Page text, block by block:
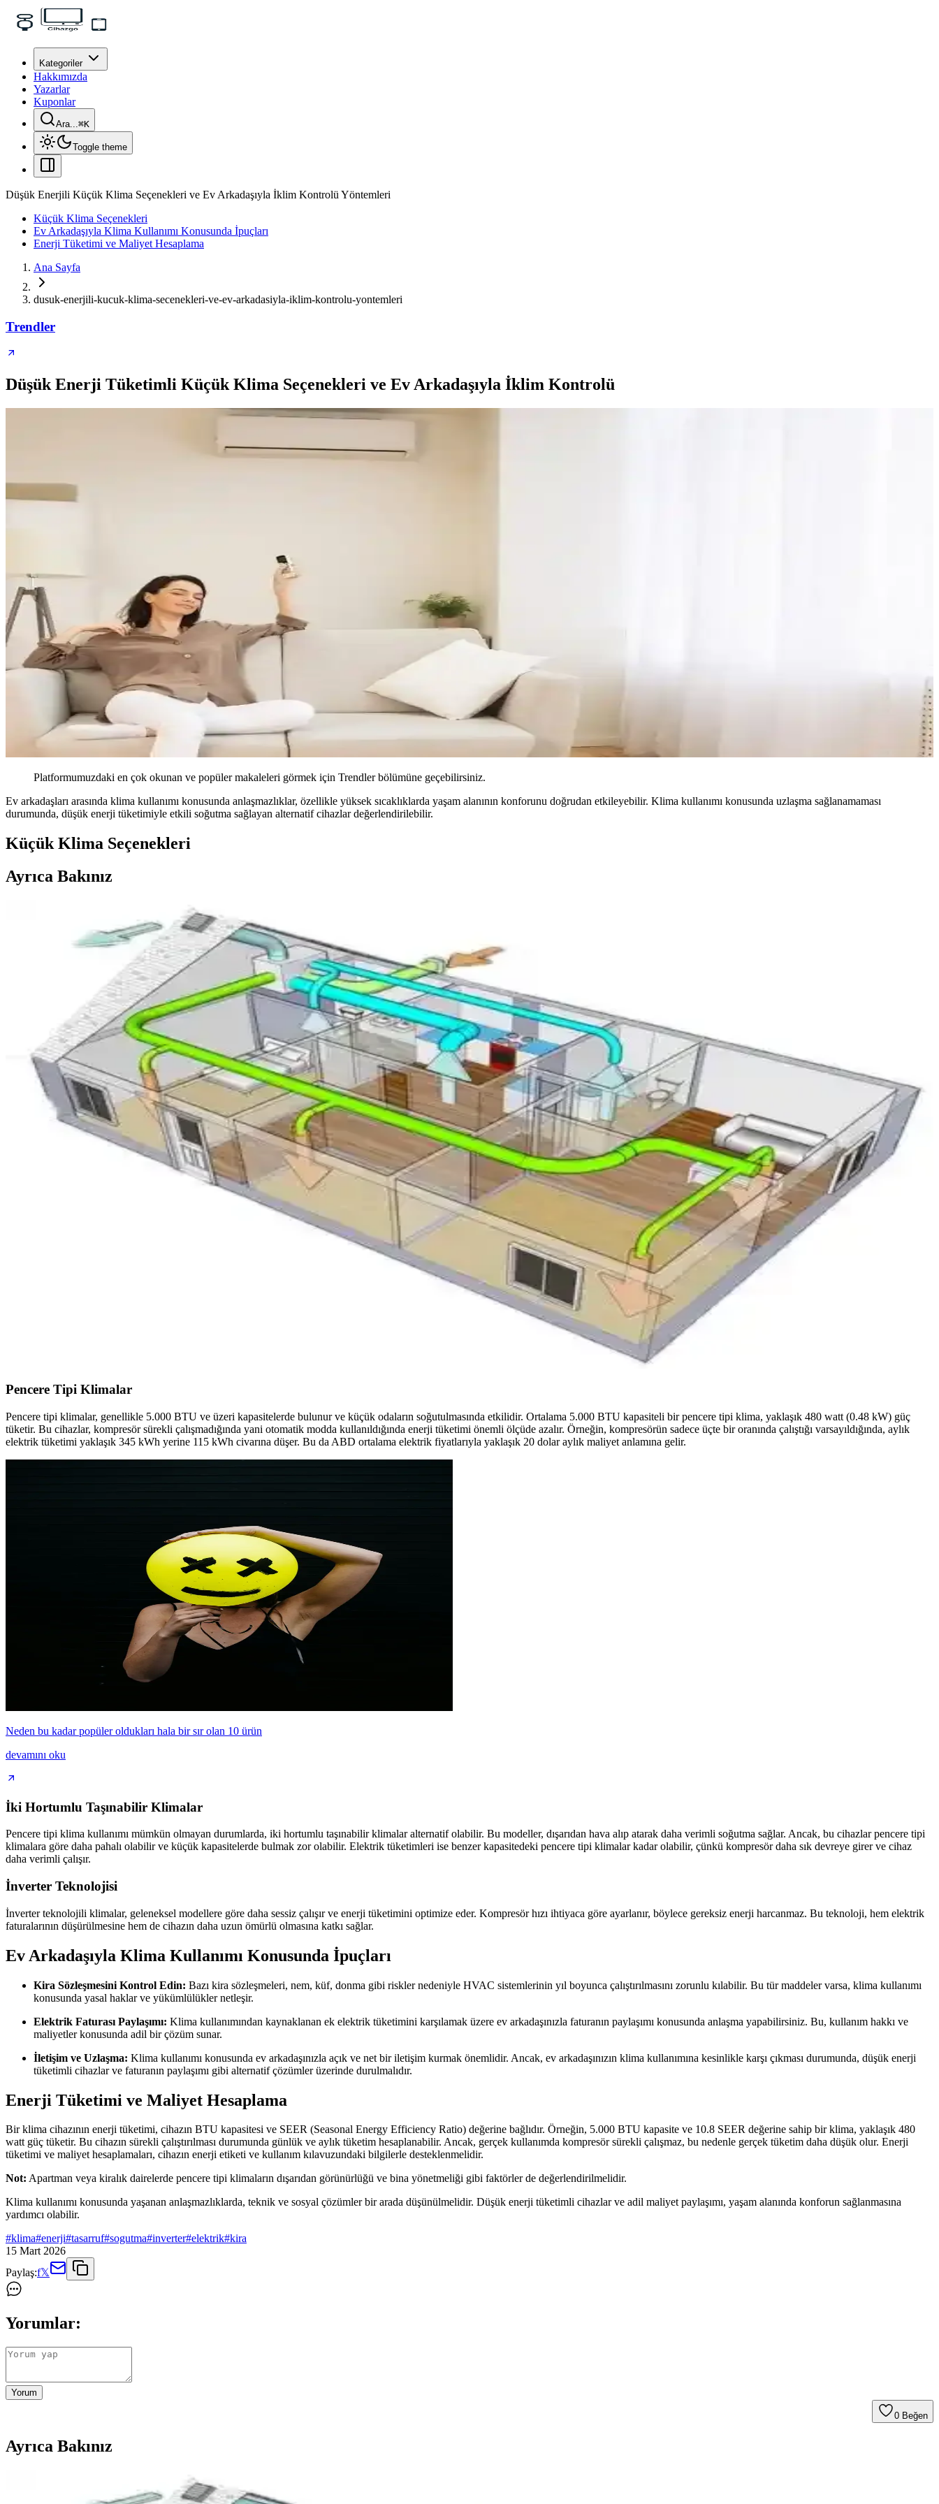
Kategoriler
Hakkımızda
Yazarlar
Kuponlar
Ara...⌘K
Toggle theme
Düşük Enerjili Küçük Klima Seçenekleri ve Ev Arkadaşıyla İklim Kontrolü Yöntemleri
Küçük Klima Seçenekleri
Ev Arkadaşıyla Klima Kullanımı Konusunda İpuçları
Enerji Tüketimi ve Maliyet Hesaplama
Ana Sayfa
dusuk-enerjili-kucuk-klima-secenekleri-ve-ev-arkadasiyla-iklim-kontrolu-yontemleri
Trendler
Düşük Enerji Tüketimli Küçük Klima Seçenekleri ve Ev Arkadaşıyla İklim Kontrolü
Platformumuzdaki en çok okunan ve popüler makaleleri görmek için Trendler bölümüne geçebilirsiniz.
Ev arkadaşları arasında klima kullanımı konusunda anlaşmazlıklar, özellikle yüksek sıcaklıklarda yaşam alanının konforunu doğrudan etkileyebilir. Klima kullanımı konusunda uzlaşma sağlanamaması
durumunda, düşük enerji tüketimiyle etkili soğutma sağlayan alternatif cihazlar değerlendirilebilir.
Küçük Klima Seçenekleri
Ayrıca Bakınız
Klima Bobinlerinde Buz Oluşumu: Nedenleri, Normal ve Anormal Durumlar ile Çözümler
Klima bobinlerinde buz oluşumu, düşük sıcaklık ve yüksek nem koşullarında sık görülür. Bu durumun nedenleri, normal ve anormal halleri ile çözüm önerileri detaylı şekilde incelenmiştir.
Mini Split Klima Arızalarında Elektriksel Kontroller ve Sorun Giderme Yöntemleri
Mini split klima arızalarında elektriksel bağlantılar, voltaj ölçümleri, anakart ve uzaktan kumanda kontrolleri detaylı şekilde ele alınarak sorunların doğru tespiti ve giderilmesi anlatılmaktadır.
Mitsubishi Split Klima Sistemlerinde Su Sızıntısı Nedenleri ve Çözüm Yöntemleri
Mitsubishi split klima sistemlerinde su sızıntısı genellikle drenaj tepsisindeki çatlaklardan kaynaklanır. Buzlanma, malzeme yorgunluğu ve montaj hataları su sızıntısına yol açabilir. Drenaj hattı kontrolü ve tepsi
onarımı önemlidir.
1965 Westinghouse PTAC Klima Ünitesi: Teknik Özellikler ve Dayanıklılık İncelemesi
1965 Westinghouse PTAC klima ünitesi, 9000 BTU kapasite ve 11.2 EER verimlilikle dayanıklılığı ve reciprocating kompresör teknolojisiyle öne çıkıyor. Mekanik olarak sağlam ancak kozmetik hasarlı.
Mini Split Klima Dış Ünite Montajında Duvar ve Zemin Tercihleri ve Dikkat Edilmesi Gerekenler
Mini split dış ünitenin montajında kar, donma, titreşim ve bakım faktörleri göz önünde bulundurularak duvar veya zemin tercihi yapılmalıdır. Doğru montaj sistem performansını ve dayanıklılığı etkiler.
LG Smart Inverter Klima 12.000 BTU A++: Bahçe Kulübesinde Performans ve Kullanım Değerlendirmesi
LG Smart Inverter klima, 10.6 m² bahçe kulübesinde soğutma ve ısıtma için test edildi. Enerji verimliliği, sessiz çalışma ve uzaktan kontrol avantajları sunarken, yedek parça temini ve garanti sınırlamaları dikkat
Düşük Enerjili Küçük Klima Seçenekleri ve Ev Arkadaşıyla İklim Kontrolü Yöntemleri
Düşük enerji tüketen küçük klima modelleri ve ev arkadaşlarıyla klima kullanımı konusunda uzlaşma yöntemleri ele alınmaktadır. Enerji verimliliği ve maliyet paylaşımı detayları sunulmaktadır.
Klima ve ısıtma sistemlerinde filtreler dönüş hava kanalında bulunur. Doğru filtre yeri tespiti ve düzenli bakım, cihaz performansı ve iç hava kalitesi için kritik önemdedir.
Pencere Tipi Klimalar
Pencere tipi klimalar, genellikle 5.000 BTU ve üzeri kapasitelerde bulunur ve küçük odaların soğutulmasında etkilidir. Ortalama 5.000 BTU kapasiteli bir pencere tipi klima, yaklaşık 480 watt (0.48 kW) güç
tüketir. Bu cihazlar, kompresör sürekli çalışmadığında yani otomatik modda kullanıldığında enerji tüketimi önemli ölçüde azalır. Örneğin, kompresörün sadece üçte bir oranında çalıştığı varsayıldığında, aylık
elektrik tüketimi yaklaşık 345 kWh yerine 115 kWh civarına düşer. Bu da ABD ortalama elektrik fiyatlarıyla yaklaşık 20 dolar aylık maliyet anlamına gelir.
Neden bu kadar popüler oldukları hala bir sır olan 10 ürün
devamını oku
İki Hortumlu Taşınabilir Klimalar
Pencere tipi klima kullanımı mümkün olmayan durumlarda, iki hortumlu taşınabilir klimalar alternatif olabilir. Bu modeller, dışarıdan hava alıp atarak daha verimli soğutma sağlar. Ancak, bu cihazlar pencere tipi
klimalara göre daha pahalı olabilir ve küçük kapasitelerde bulmak zor olabilir. Elektrik tüketimleri ise benzer kapasitedeki pencere tipi klimalar kadar olabilir, çünkü kompresör daha sık devreye girer ve cihaz
daha verimli çalışır.
İnverter Teknolojisi
İnverter teknolojili klimalar, geleneksel modellere göre daha sessiz çalışır ve enerji tüketimini optimize eder. Kompresör hızı ihtiyaca göre ayarlanır, böylece gereksiz enerji harcanmaz. Bu teknoloji, hem elektrik
faturalarının düşürülmesine hem de cihazın daha uzun ömürlü olmasına katkı sağlar.
Ev Arkadaşıyla Klima Kullanımı Konusunda İpuçları
Kira Sözleşmesini Kontrol Edin: Bazı kira sözleşmeleri, nem, küf, donma gibi riskler nedeniyle HVAC sistemlerinin yıl boyunca çalıştırılmasını zorunlu kılabilir. Bu tür maddeler varsa, klima kullanımı
konusunda yasal haklar ve yükümlülükler netleşir.
Elektrik Faturası Paylaşımı: Klima kullanımından kaynaklanan ek elektrik tüketimini karşılamak üzere ev arkadaşınızla faturanın paylaşımı konusunda anlaşma yapabilirsiniz. Bu, kullanım hakkı ve
maliyetler konusunda adil bir çözüm sunar.
İletişim ve Uzlaşma: Klima kullanımı konusunda ev arkadaşınızla açık ve net bir iletişim kurmak önemlidir. Ancak, ev arkadaşınızın klima kullanımına kesinlikle karşı çıkması durumunda, düşük enerji
tüketimli cihazlar ve faturanın paylaşımı gibi alternatif çözümler üzerinde durulmalıdır.
Enerji Tüketimi ve Maliyet Hesaplama
Bir klima cihazının enerji tüketimi, cihazın BTU kapasitesi ve SEER (Seasonal Energy Efficiency Ratio) değerine bağlıdır. Örneğin, 5.000 BTU kapasite ve 10.8 SEER değerine sahip bir klima, yaklaşık 480
watt güç tüketir. Bu cihazın sürekli çalıştırılması durumunda günlük ve aylık tüketim hesaplanabilir. Ancak, gerçek kullanımda kompresör sürekli çalışmaz, bu nedenle gerçek tüketim daha düşük olur. Enerji
tüketimi ve maliyet hesaplamaları, cihazın enerji etiketi ve kullanım kılavuzundaki bilgilerle desteklenmelidir.
Not: Apartman veya kiralık dairelerde pencere tipi klimaların dışarıdan görünürlüğü ve bina yönetmeliği gibi faktörler de değerlendirilmelidir.
Klima kullanımı konusunda yaşanan anlaşmazlıklarda, teknik ve sosyal çözümler bir arada düşünülmelidir. Düşük enerji tüketimli cihazlar ve adil maliyet paylaşımı, yaşam alanında konforun sağlanmasına
yardımcı olabilir.
#klima#enerji#tasarruf#sogutma#inverter#elektrik#kira
15 Mart 2026
Paylaş:f𝕏
Yorumlar:
Yorum
0 Beğen
Ayrıca Bakınız
Klima Bobinlerinde Buz Oluşumu: Nedenleri, Normal ve Anormal Durumlar ile Çözümler